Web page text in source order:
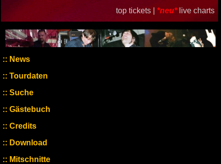
top tickets | *neu* live charts
News
Tourdaten
Suche
Gästebuch
Credits
Download
Mitschnitte